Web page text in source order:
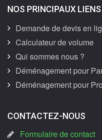
NOS PRINCIPAUX LIENS
Demande de devis en
Calculateur de volume
Qui sommes nous ?
Déménagement pour
Déménagement pour
CONTACTEZ-NOUS
Formulaire de contact